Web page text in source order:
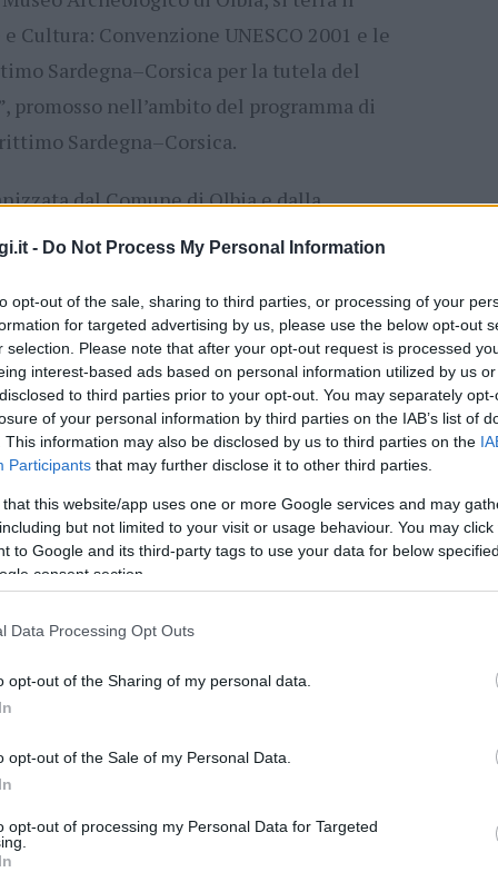
- Do Not Process My Personal Information
opt-out of the sale, sharing to third parties, or processing of your
for targeted advertising by us, please use the below opt-out
selection. Please note that after your opt-out request is processed
interest-based ads based on personal information utilized by us
to third parties prior to your opt-out. You may separately
of your personal information by third parties on the IAB’s list of
This information may also be disclosed by us to third parties on the
Participants that may further disclose it to other third parties.
that this website/app uses one or more Google services and may
but not limited to your visit or usage behaviour. You may
to Google and its third-party tags to use your data for below
consent section.
Data Processing Opt Outs
opt-out of the Sharing of my personal data.
opt-out of the Sale of my Personal Data.
opt-out of processing my Personal Data for Targeted
Cultura: Convenzione UNESCO 2001 e le
Sardegna–Corsica per la tutela del
promosso nell’ambito del programma di
Sardegna–Corsica.
dal Comune di Olbia e dalla
con la collaborazione di enti,
rappresenta un’importante
accademico, le amministrazioni
con l’obiettivo di promuovere la tutela e
sommerso del Mediterraneo.
interverranno rappresentanti del Ministero
coinvolte nella ricerca e
la Guardia Costiera, oltre a
impegnate nella cooperazione
28 ottobre alle ore 15.00, alla presenza
nella giornata di mercoledì 29
alla cooperazione tecnica e scientifica tra
beni culturali subacquei.
nazionali?